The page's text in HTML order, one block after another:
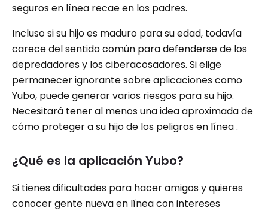
seguros en línea recae en los padres.
Incluso si su hijo es maduro para su edad, todavía
carece del sentido común para defenderse de los
depredadores y los ciberacosadores. Si elige
permanecer ignorante sobre aplicaciones como
Yubo, puede generar varios riesgos para su hijo.
Necesitará tener al menos una idea aproximada de
cómo proteger a su hijo de los peligros en línea .
¿Qué es la aplicación Yubo?
Si tienes dificultades para hacer amigos y quieres
conocer gente nueva en línea con intereses